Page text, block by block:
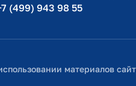
(499) 943 98 55
материалов